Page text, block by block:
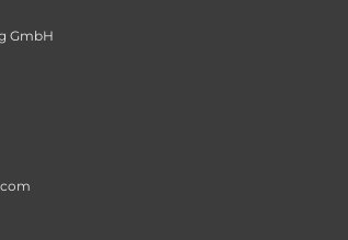
GmbH